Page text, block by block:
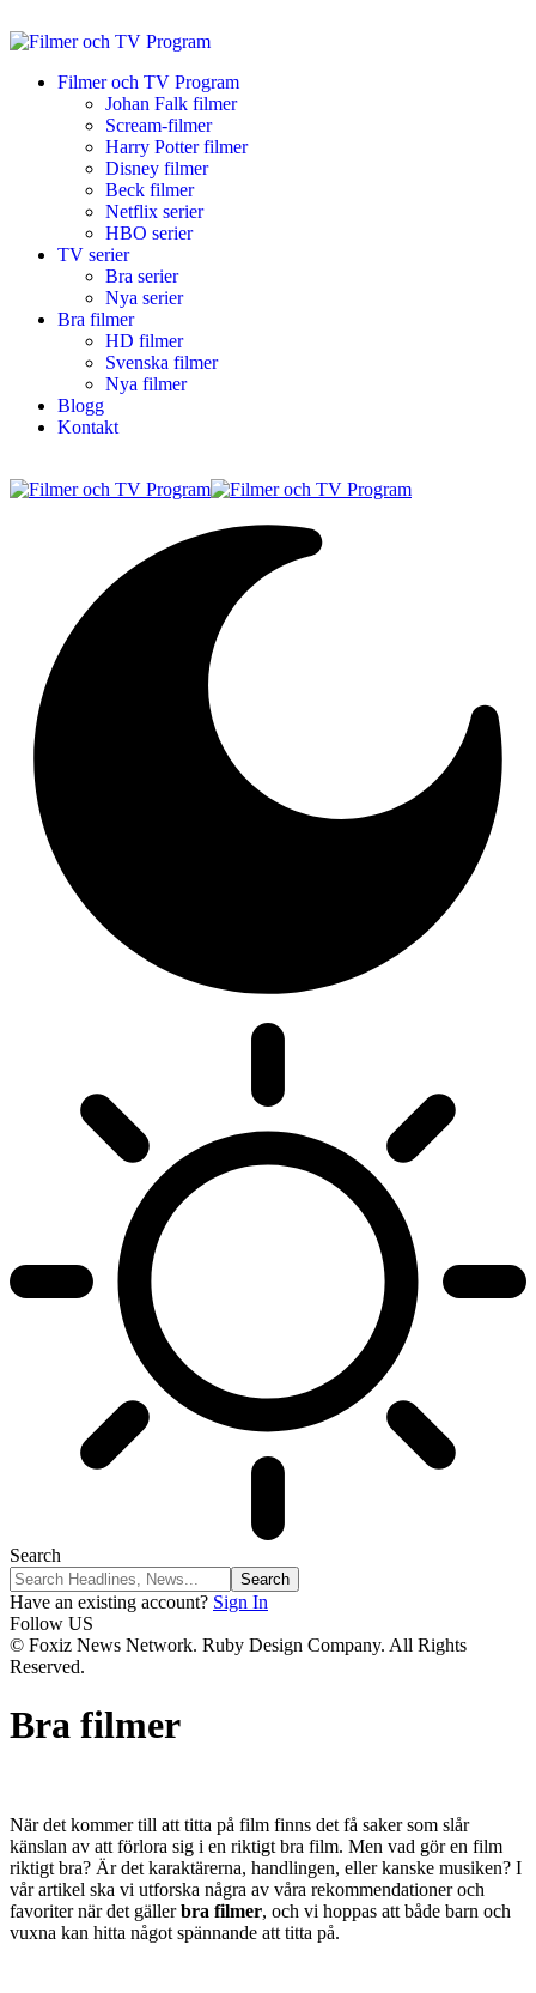
Filmer och TV Program
Johan Falk filmer
Scream-filmer
Harry Potter filmer
Disney filmer
Beck filmer
Netflix serier
HBO serier
TV serier
Bra serier
Nya serier
Bra filmer
HD filmer
Svenska filmer
Nya filmer
Blogg
Kontakt
Search
Have an existing account? Sign In
Follow US
© Foxiz News Network. Ruby Design Company. All Rights
Reserved.
Bra filmer
När det kommer till att titta på film finns det få saker som slår
känslan av att förlora sig i en riktigt bra film. Men vad gör en film
riktigt bra? Är det karaktärerna, handlingen, eller kanske musiken? I
vår artikel ska vi utforska några av våra rekommendationer och
favoriter när det gällerbra filmer, och vi hoppas att både barn och
vuxna kan hitta något spännande att titta på.